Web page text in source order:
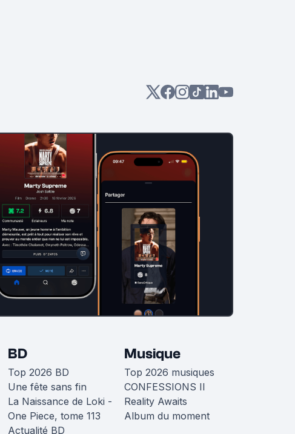
BD
Top 2026 BD
Une fête sans fin
La Naissance de Loki -
One Piece, tome 113
Actualité BD
Musique
Top 2026 musiques
CONFESSIONS II
Reality Awaits
Album du moment